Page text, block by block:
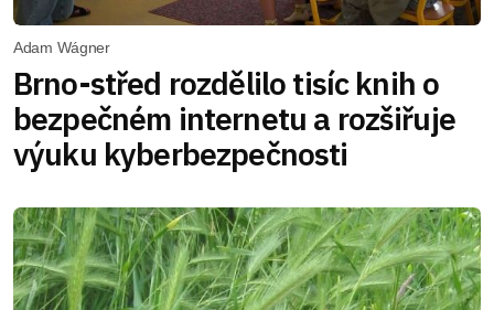
Adam Wágner
Brno-střed rozdělilo tisíc knih o
bezpečném internetu a rozšiřuje
výuku kyberbezpečnosti